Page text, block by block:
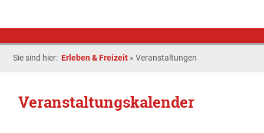
Sie sind hier: Erleben & Freizeit »Veranstaltungen
Veranstaltungskalender